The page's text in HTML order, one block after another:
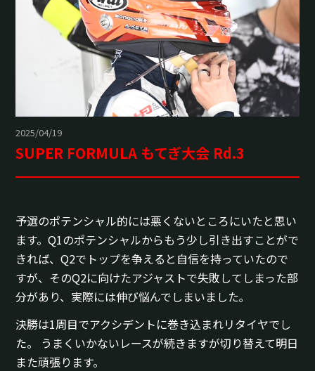
2025/04/19
SUPER FORMULA もてぎ大会 Rd.3
予選のポテンシャル的には悪くないところにいたと思い
ます。Q1のポテンシャルからもう少し引き出すことがで
きれば、Q2でトップを争えると自信を持っていたので
すが、そのQ2に向けたアジャストで失敗してしまった部
分があり、実際には伸び悩んでしまいました｡
決勝は1周目でアクシデントに巻き込まれリタイヤでし
た。 うまくいかないレースが続きますが切り替えて明日
また頑張ります。